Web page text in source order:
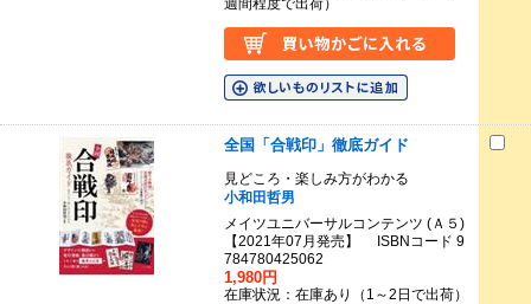
週間程度で出荷）
全国「合戦印」徹底ガイド
見どころ・楽しみ方がわかる
小和田哲男
メイツユニバーサルコンテンツ (Ａ５)
【2021年07月発売】 ISBNコード 9
784780425062
1,980円
在庫状況：在庫あり（1～2日で出荷）